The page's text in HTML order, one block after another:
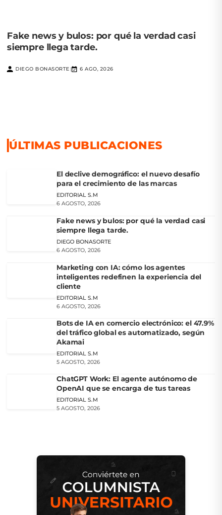
Fake news y bulos: por qué la verdad casi
siempre llega tarde.
DIEGO BONASORTE| 6 AGO, 2026
ÚLTIMAS PUBLICACIONES
El declive demográfico: el nuevo desafío
para el crecimiento de las marcas
EDITORIAL S.M
6 AGOSTO, 2026
Fake news y bulos: por qué la verdad casi
siempre llega tarde.
DIEGO BONASORTE
6 AGOSTO, 2026
Marketing con IA: cómo los agentes
inteligentes redefinen la experiencia del
cliente
EDITORIAL S.M
6 AGOSTO, 2026
Bots de IA en comercio electrónico: el 47.9%
del tráfico global es automatizado, según
Akamai
EDITORIAL S.M
5 AGOSTO, 2026
ChatGPT Work: El agente autónomo de
OpenAI que se encarga de tus tareas
EDITORIAL S.M
5 AGOSTO, 2026